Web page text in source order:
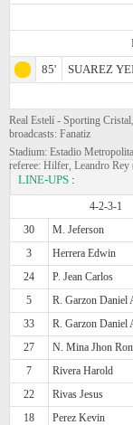
85'
SUAREZ
Real Estelí - Sporting
broadcasts: Fanatiz
Stadium: Estadio
referee: Hilfer, Leandro
LINE-UPS :
4-2-3-1
30
M. Jeferson
3
Herrera Edwin
24
P. Jean Carlos
5
R. Garzon Daniel
33
R. Garzon Daniel
27
N. Mina Jhon
7
Rivera Harold
22
Rivas Jesus
18
Perez Kevin